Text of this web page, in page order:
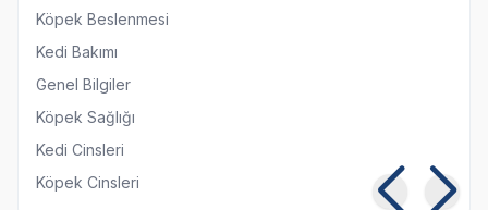
Köpek Beslenmesi
Kedi Bakımı
Genel Bilgiler
Köpek Sağlığı
Kedi Cinsleri
Köpek Cinsleri